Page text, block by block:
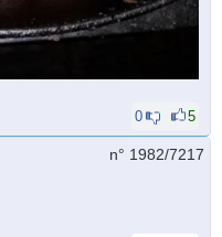
0 5
n° 1982/7217